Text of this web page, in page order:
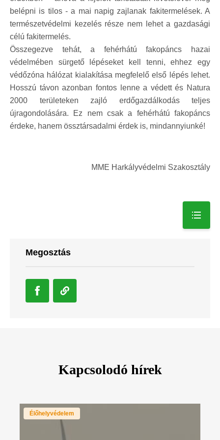
belépni is tilos - a mai napig zajlanak fakitermelések. A
természetvédelmi kezelés része nem lehet a gazdasági
célú fakitermelés.
Összegezve tehát, a fehérhátú fakopáncs hazai
védelmében sürgető lépéseket kell tenni, ehhez egy
védőzóna hálózat kialakítása megfelelő első lépés lehet.
Hosszú távon azonban fontos lenne a védett és Natura
2000 területeken zajló erdőgazdálkodás teljes
újragondolására. Ez nem csak a fehérhátú fakopáncs
érdeke, hanem össztársadalmi érdek is, mindannyiunké!
MME Harkályvédelmi Szakosztály
Megosztás
Kapcsolodó hírek
Élőhelyvédelem